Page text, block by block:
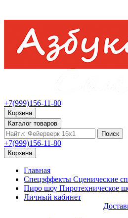
+7(999)156-11-80
Корзина
Каталог товаров
Поиск
+7(999)156-11-80
Корзина
Главная
Спецэффекты Сценические
Пиро шоу Пиротехническое
Личный кабинет